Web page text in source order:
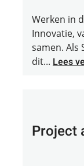
Werken in
Innovatie,
samen. Als
dit... Lees
Project